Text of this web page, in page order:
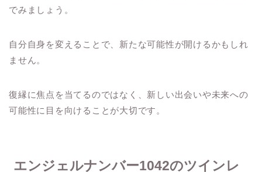
でみましょう。
自分自身を変えることで、新たな可能性が開けるかもしれ
ません。
復縁に焦点を当てるのではなく、新しい出会いや未来への
可能性に目を向けることが大切です。
エンジェルナンバー1042のツインレ